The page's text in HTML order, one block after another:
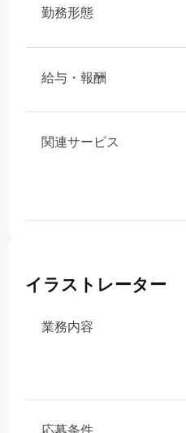
勤務形態
給与・報酬
関連サービス
イラストレーター
業務内容